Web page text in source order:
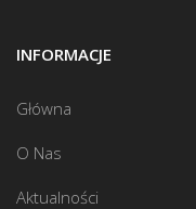
INFORMACJE
Główna
O Nas
Aktualności